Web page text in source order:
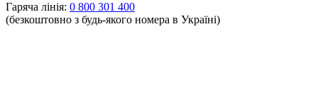
Гаряча лінія: 0 800 301 400
(безкоштовно з будь-якого номера в Україні)